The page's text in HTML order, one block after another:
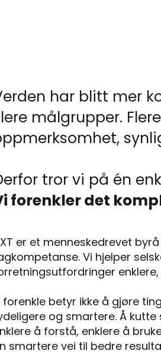
har blitt mer
målgrupper.
tror vi på én
forenkler det
er et menneskedrevet
Vi hjelper
forenkle betyr ikke å gjøre
og smartere. Å
å forstå, enklere å
smartere vei til bedre